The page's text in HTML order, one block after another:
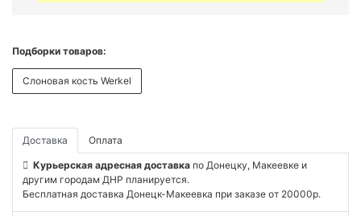
Подборки товаров:
Слоновая кость Werkel
Доставка Оплата
Курьерская адресная доставка по Донецку, Макеевке и
другим городам ДНР планируется.
Бесплатная доставка Донецк-Макеевка при заказе от 20000р.